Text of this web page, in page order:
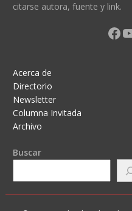
citarse autora, fuente y link.
Acerca de
Directorio
Newsletter
Columna Invitada
Archivo
Buscar